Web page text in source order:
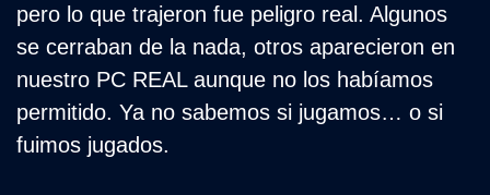
pero lo que trajeron fue peligro real. Algunos
se cerraban de la nada, otros aparecieron en
nuestro PC REAL aunque no los habíamos
permitido. Ya no sabemos si jugamos… o si
fuimos jugados.